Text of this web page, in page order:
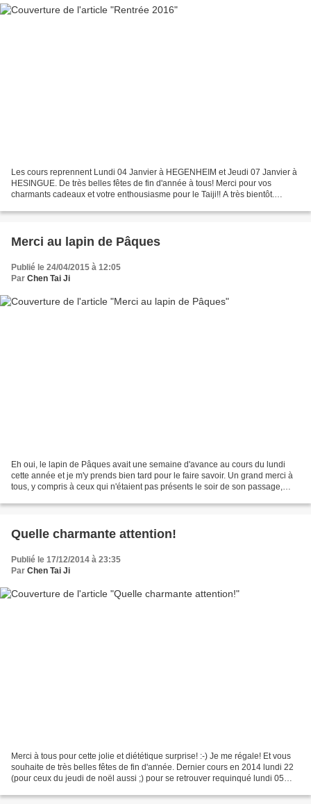
Les cours reprennent Lundi 04 Janvier à HEGENHEIM et Jeudi 07 Janvier à
HESINGUE. De très belles fêtes de fin d'année à tous! Merci pour vos
charmants cadeaux et votre enthousiasme pour le Taiji!! A très bientôt.
Merci au lapin de Pâques
Publié le 24/04/2015 à 12:05
Par Chen Tai Ji
Eh oui, le lapin de Pâques avait une semaine d'avance au cours du lundi
cette année et je m'y prends bien tard pour le faire savoir. Un grand merci à
tous, y compris à ceux qui n'étaient pas présents le soir de son passage,
Quelle charmante attention!
Publié le 17/12/2014 à 23:35
Par Chen Tai Ji
Merci à tous pour cette jolie et diététique surprise! :-) Je me régale! Et vous
souhaite de très belles fêtes de fin d'année. Dernier cours en 2014 lundi 22
(pour ceux du jeudi de noël aussi ;) pour se retrouver requinqué lundi 05